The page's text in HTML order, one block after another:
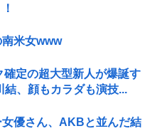
南米女www
定の超大型新人が爆誕す
、顔もカラダも演技...
女優さん、AKBと並んだ結